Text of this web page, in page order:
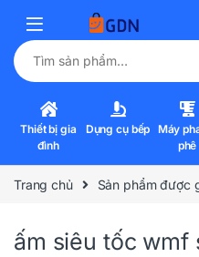
Tìm kiếm:
Thiết bị gia
đình
Dụng cụ bếp Máy
phê
Trang chủ Sản phẩm được
ấm siêu tốc wmf